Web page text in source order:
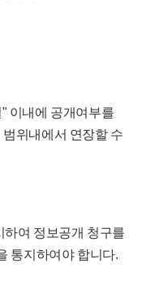
이내에 공개여부를
위내에서 연장할 수
하여 정보공개 청구를
통지하여야 합니다.